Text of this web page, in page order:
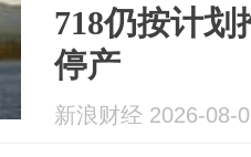
718仍按计划
停产
新浪财经 2026-08-